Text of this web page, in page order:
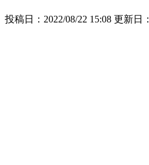
投稿日：2022/08/22 15:08 更新日：